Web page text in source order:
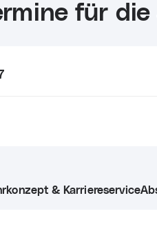
für
& Karriereservice